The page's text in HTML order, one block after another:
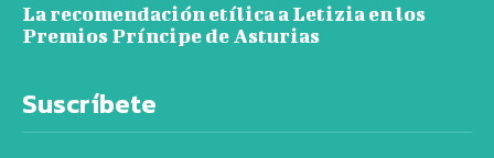
La recomendación etílica a Letizia en los
Premios Príncipe de Asturias
Suscríbete